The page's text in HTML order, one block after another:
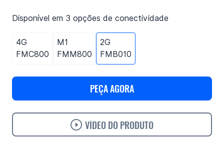
Disponível em 3 opções de conectividade
4G
FMC800
M1
FMM800
2G
FMB010
PEÇA AGORA
VÍDEO DO PRODUTO